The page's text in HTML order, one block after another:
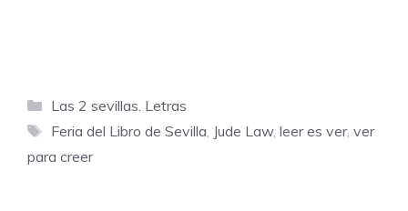
Categorías
Las 2 sevillas. Letras
Etiquetas
Feria del Libro de Sevilla, Jude Law, leer es ver, ver
para creer